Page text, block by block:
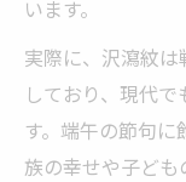
います。
実際に、沢瀉紋
しており、現代
す。端午の節句
族の幸せや子ど